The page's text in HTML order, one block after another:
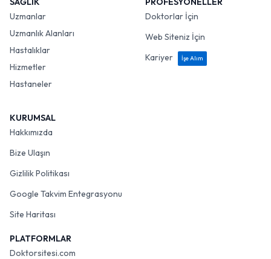
Uzmanlar
Uzmanlık Alanları
Hastalıklar
Hizmetler
Hastaneler
Doktorlar İçin
Web Siteniz İçin
Kariyer
İşe Alım
KURUMSAL
Hakkımızda
Bize Ulaşın
Gizlilik Politikası
Google Takvim Entegrasyonu
Site Haritası
PLATFORMLAR
Doktorsitesi.com